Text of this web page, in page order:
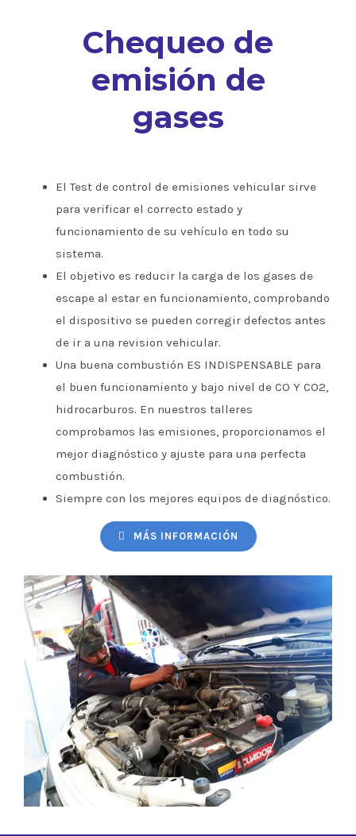
Chequeo de
emisión de
gases
El Test de control de emisiones vehicular sirve
para verificar el correcto estado y
funcionamiento de su vehículo en todo su
sistema.
El objetivo es reducir la carga de los gases de
escape al estar en funcionamiento, comprobando
el dispositivo se pueden corregir defectos antes
de ir a una revision vehicular.
Una buena combustión ES INDISPENSABLE para
el buen funcionamiento y bajo nivel de CO Y CO2,
hidrocarburos. En nuestros talleres
comprobamos las emisiones, proporcionamos el
mejor diagnóstico y ajuste para una perfecta
combustión.
Siempre con los mejores equipos de diagnóstico.
MÁS INFORMACIÓN